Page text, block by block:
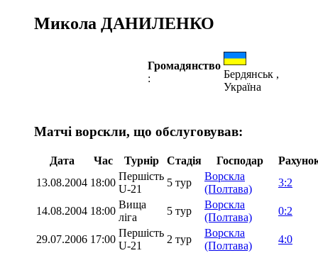
Микола ДАНИЛЕНКО
Громадянство
:
Бердянськ ,
Україна
Матчі ворскли, що обслуговував:
Дата Час Турнір Стадія Господар
13.08.2004 18:00
Першість
U-21
5 тур
Ворскла
(Полтава)
3:2
14.08.2004 18:00
Вища
ліга
5 тур
Ворскла
(Полтава)
0:2
29.07.2006 17:00
Першість
U-21
2 тур
Ворскла
(Полтава)
4:0